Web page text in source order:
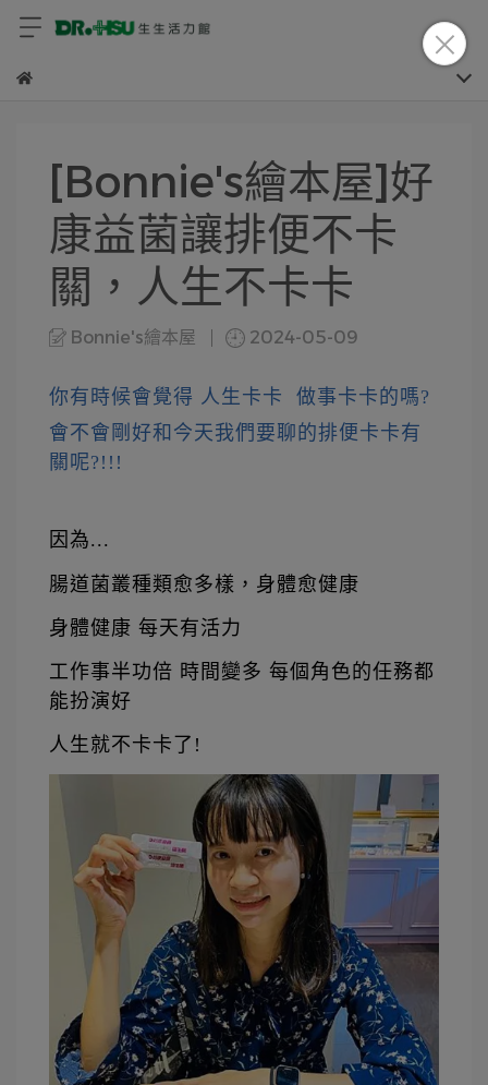
[Bonnie's繪本屋]好
康益菌讓排便不卡
關，人生不卡卡
Bonnie's繪本屋 2024-05-09
你有時候會覺得 人生卡卡  做事卡卡的嗎?
會不會剛好和今天我們要聊的排便卡卡有
關呢?!!!
因為...
腸道菌叢種類愈多樣，身體愈健康
身體健康 每天有活力
工作事半功倍 時間變多 每個角色的任務都
能扮演好
人生就不卡卡了!